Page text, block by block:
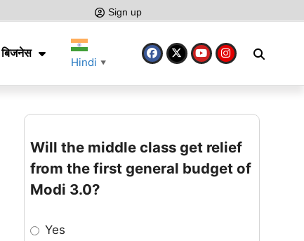
Sign up
बिजनेस
Hindi ▼
Will the middle class get relief
from the first general budget of
Modi 3.0?
Yes